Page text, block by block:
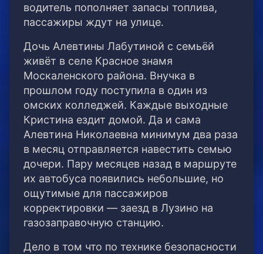
водитель пополняет запасы топлива,
пассажиры ждут на улице.
Дочь Алевтины Лабутиной с семьёй
живёт в селе Красное знамя
Москаленского района. Внучка в
прошлом году поступила в один из
омских колледжей. Каждые выходные
Кристина ездит домой. Да и сама
Алевтина Николаевна минимум два раза
в месяц отправляется навестить семью
дочери. Пару месяцев назад в маршруте
их автобуса появились небольшие, но
ощутимые для пассажиров
корректировки — заезд в Лузино на
газозаправочную станцию.
Дело в том что по технике безопасности